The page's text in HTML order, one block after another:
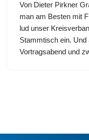
Von Dieter Pirkner
man am Besten mit
lud unser
Stammtisch ein.
Vortragsabend und